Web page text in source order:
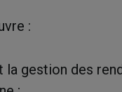
:
la gestion des